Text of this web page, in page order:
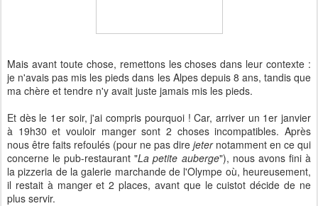
Mais avant toute chose, remettons les choses dans leur contexte :
je n'avais pas mis les pieds dans les Alpes depuis 8 ans, tandis que
ma chère et tendre n'y avait juste jamais mis les pieds.
Et dès le 1er soir, j'ai compris pourquoi ! Car, arriver un 1er janvier
à 19h30 et vouloir manger sont 2 choses incompatibles. Après
nous être faits refoulés (pour ne pas dire jeternotamment en ce qui
concerne le pub-restaurant "La petite auberge"), nous avons fini à
la pizzeria de la galerie marchande de l'Olympe où, heureusement,
il restait à manger et 2 places, avant que le cuistot décide de ne
plus servir.